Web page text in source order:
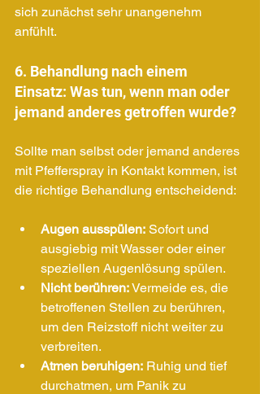
sich zunächst sehr unangenehm
anfühlt.
6. Behandlung nach einem
Einsatz: Was tun, wenn man oder
jemand anderes getroffen wurde?
Sollte man selbst oder jemand anderes
mit Pfefferspray in Kontakt kommen, ist
die richtige Behandlung entscheidend:
Augen ausspülen: Sofort und
ausgiebig mit Wasser oder einer
speziellen Augenlösung spülen.
Nicht berühren: Vermeide es, die
betroffenen Stellen zu berühren,
um den Reizstoff nicht weiter zu
verbreiten.
Atmen beruhigen: Ruhig und tief
durchatmen, um Panik zu